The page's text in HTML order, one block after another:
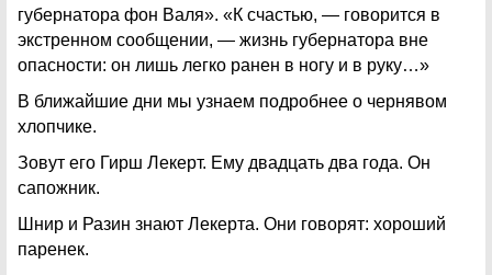
губернатора фон Валя». «К счастью, — говорится в
экстренном сообщении, — жизнь губернатора вне
опасности: он лишь легко ранен в ногу и в руку…»
В ближайшие дни мы узнаем подробнее о чернявом
хлопчике.
Зовут его Гирш Лекерт. Ему двадцать два года. Он
сапожник.
Шнир и Разин знают Лекерта. Они говорят: хороший
паренек.